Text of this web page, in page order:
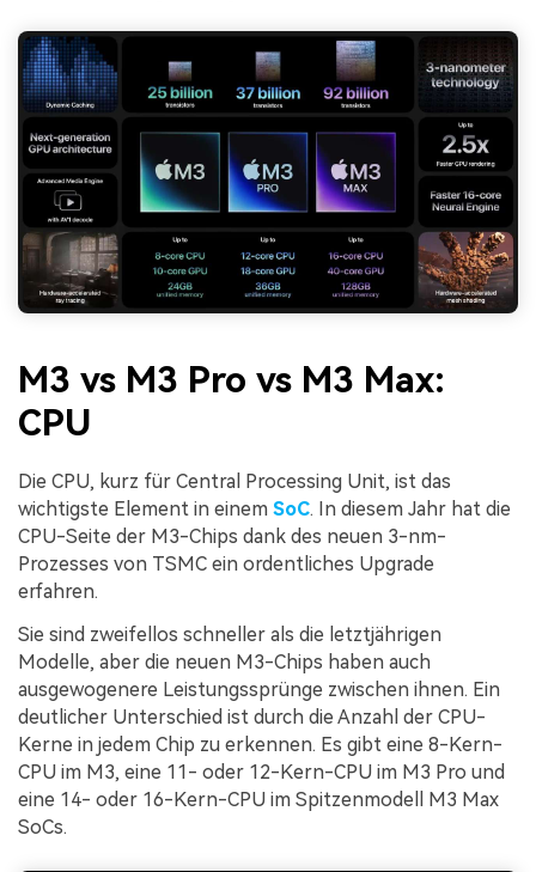
M3 vs M3 Pro vs M3 Max:
CPU
Die CPU, kurz für Central Processing Unit, ist das
wichtigste Element in einem SoC. In diesem Jahr hat die
CPU-Seite der M3-Chips dank des neuen 3-nm-
Prozesses von TSMC ein ordentliches Upgrade
erfahren.
Sie sind zweifellos schneller als die letztjährigen
Modelle, aber die neuen M3-Chips haben auch
ausgewogenere Leistungssprünge zwischen ihnen. Ein
deutlicher Unterschied ist durch die Anzahl der CPU-
Kerne in jedem Chip zu erkennen. Es gibt eine 8-Kern-
CPU im M3, eine 11- oder 12-Kern-CPU im M3 Pro und
eine 14- oder 16-Kern-CPU im Spitzenmodell M3 Max
SoCs.